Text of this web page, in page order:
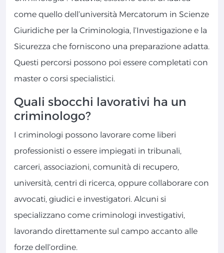
come quello dell’università Mercatorum in Scienze
Giuridiche per la Criminologia, l’Investigazione e la
Sicurezza che forniscono una preparazione adatta.
Questi percorsi possono poi essere completati con
master o corsi specialistici.
Quali sbocchi lavorativi ha un
criminologo?
I criminologi possono lavorare come liberi
professionisti o essere impiegati in tribunali,
carceri, associazioni, comunità di recupero,
università, centri di ricerca, oppure collaborare con
avvocati, giudici e investigatori. Alcuni si
specializzano come criminologi investigativi,
lavorando direttamente sul campo accanto alle
forze dell’ordine.